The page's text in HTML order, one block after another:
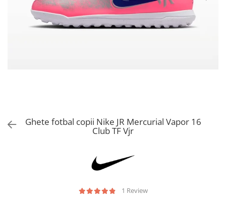
Bluze fotbal copii
Pantaloni lungi fotbal copii
Geci si veste fotbal copii
Ghete fotbal copii Nike JR Mercurial Vapor 16
Club TF Vjr
1 Review